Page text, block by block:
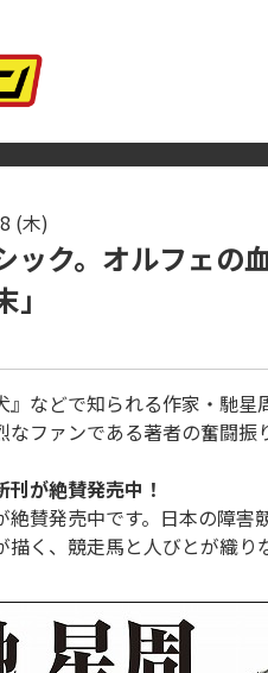
(木)
ック。オルフェの
』などで知られる作家・馳
ファンである著者の奮闘振
が絶賛発売中！
絶賛発売中です。日本の障害
く、競走馬と人びとが織り